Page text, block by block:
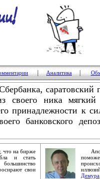
Аналитика
саратовский
своего ника
принадлежности к
банковского
на бирже
и стать
свои
Демура